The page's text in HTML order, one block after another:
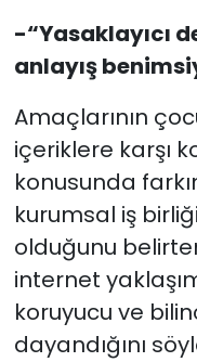
-“Yasaklayıcı
anlayış
Amaçlarının
içeriklere karşı
konusunda
kurumsal iş
olduğunu
internet
koruyucu ve
dayandığını